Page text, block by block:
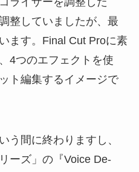
整していましたが、最
ます。Final Cut Proに素
4つのエフェクトを使
ト編集するイメージで
う間に終わりますし、
ーズ」の『Voice De-